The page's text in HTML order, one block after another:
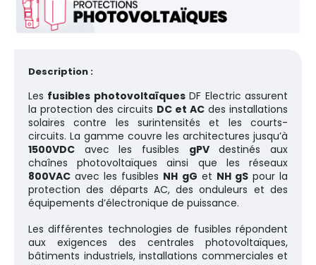
Description :
Les fusibles photovoltaïquesDF Electric assurent
la protection des circuits DC et AC des installations
solaires contre les surintensités et les courts-
circuits. La gamme couvre les architectures jusqu’à
1500VDC avec les fusibles gPVdestinés aux
chaînes photovoltaïques ainsi que les réseaux
800VAC avec les fusibles NH gG et NH gSpour la
protection des départs AC, des onduleurs et des
équipements d’électronique de puissance.
Les différentes technologies de fusibles répondent
aux exigences des centrales photovoltaïques,
bâtiments industriels, installations commerciales et